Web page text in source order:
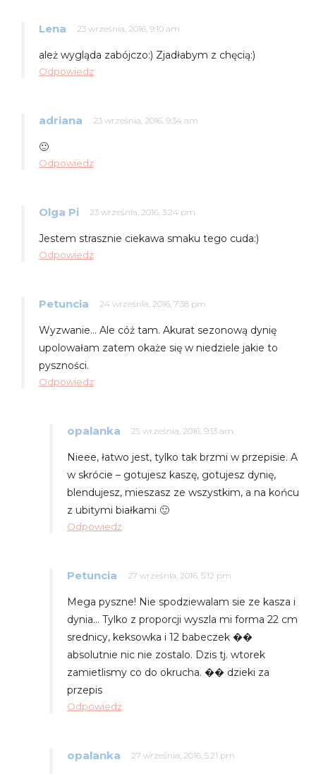
Lena 23 września, 2016, 9:10 am
ależ wygląda zabójczo:) Zjadłabym z chęcią:)
Odpowiedz
adriana 23 września, 2016, 9:34 am
🙂
Odpowiedz
Olga Pi 23 września, 2016, 3:24 pm
Jestem strasznie ciekawa smaku tego cuda:)
Odpowiedz
Petuncia 24 września, 2016, 7:38 pm
Wyzwanie… Ale cóż tam. Akurat sezonową dynię
upolowałam zatem okaże się w niedziele jakie to
pyszności.
Odpowiedz
opalanka 25 września, 2016, 9:13 am
Nieee, łatwo jest, tylko tak brzmi w przepisie. A
w skrócie – gotujesz kaszę, gotujesz dynię,
blendujesz, mieszasz ze wszystkim, a na końcu
z ubitymi białkami 🙂
Odpowiedz
Petuncia 27 września, 2016, 5:12 pm
Mega pyszne! Nie spodziewalam sie ze kasza i
dynia… Tylko z proporcji wyszla mi forma 22 cm
srednicy, keksowka i 12 babeczek ��
absolutnie nic nie zostalo. Dzis tj. wtorek
zamietlismy co do okrucha. �� dzieki za
przepis
Odpowiedz
opalanka 27 września, 2016, 5:21 pm